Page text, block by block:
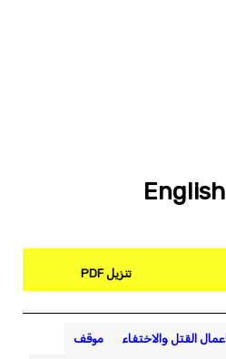
تنزيل PDF
اعمال القتل والاختفاء موقف